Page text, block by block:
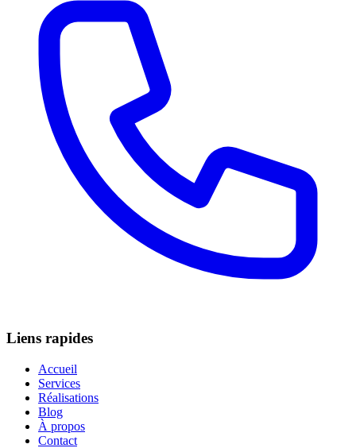
Liens rapides
Accueil
Services
Réalisations
Blog
À propos
Contact